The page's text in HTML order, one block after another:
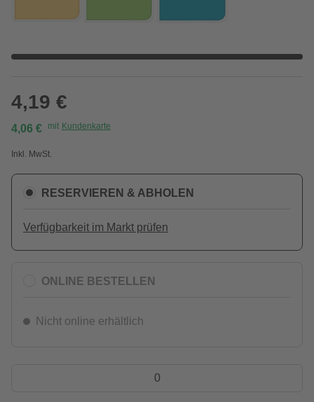
4,19 €
4,06 € mit Kundenkarte
Inkl. MwSt.
RESERVIEREN & ABHOLEN
Verfügbarkeit im Markt prüfen
ONLINE BESTELLEN
Nicht online erhältlich